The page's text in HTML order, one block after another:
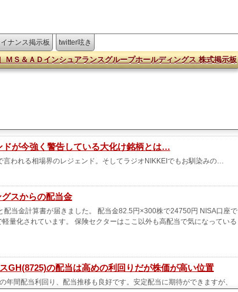
ナンス掲示板 twitter呟き
ＭＳ＆ＡＤインシュアランスグループホールディングス 株式掲示板
ドが今強く警告している大化け銘柄とは…
われる相場界のレジェンド。そしてラジオNIKKEIでもお馴染みの…
スからの配当金
当金計算書が届きました。 配当金82.5円×300株で24750円 NISA口座で
量化されています。 保険セクターはここ以外も高配当で気になっている
GH(8725)の配当は高めの利回りだが株価が高い位置
間配当利回り、配当推移も良好です。安定配当に期待ができますが、